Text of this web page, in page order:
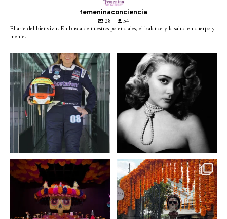
femeninaconciencia
28
54
El arte del bienvivir. En busca de nuestros potenciales, el balance y la salud en cuerpo y
mente.
Conoce a @betty_racing08
la piloto mexicana que ...
3 0
Descanse en paz la gran
diva del cine mexicano
2 0
A partir de hoy miercoles
23 de octubre y hasta el...
2 0
No te pierdas la exhibición
de @menchaca.studio...
2 0